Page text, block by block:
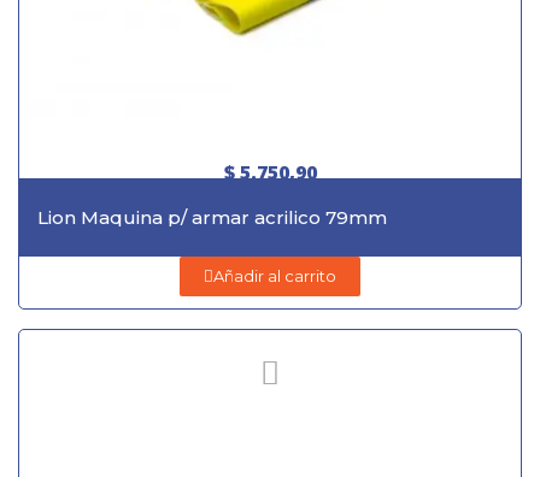
$ 5.750,90
Lion Maquina p/ armar acrilico 79mm
Añadir al carrito